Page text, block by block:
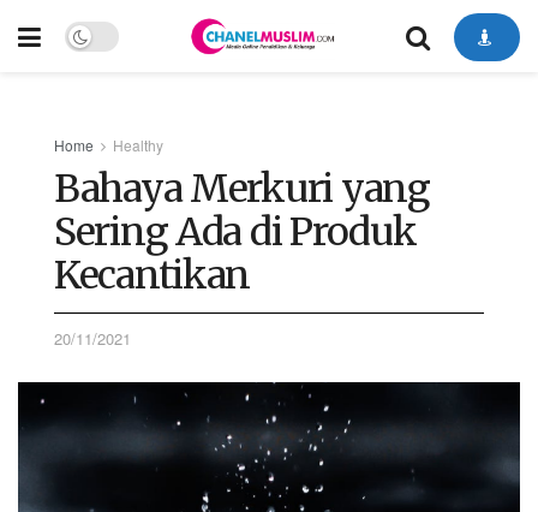
Home Healthy
Bahaya Merkuri yang
Sering Ada di Produk
Kecantikan
20/11/2021